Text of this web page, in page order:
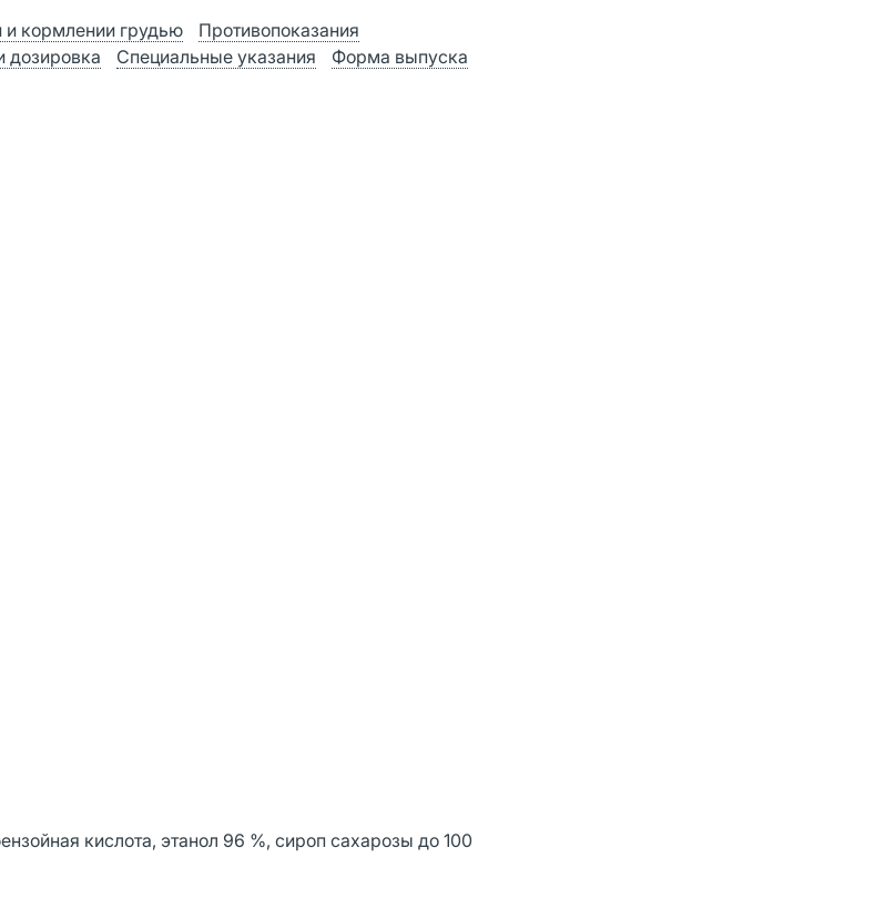
кормлении грудью
Противопоказания
дозировка Специальные указания
Форма выпуска
кислота, этанол 96 %, сироп сахарозы до 100